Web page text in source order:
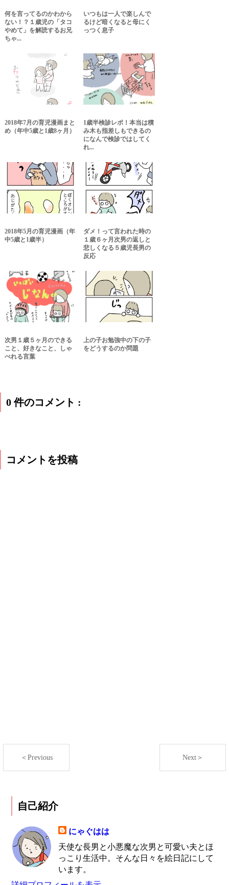
何を言ってるのかわから
ない！？１歳児の「タコ
やめて」を解読するお兄
ちゃ...
いつもは一人で楽しんで
るけど暗くなると母にく
っつく息子
2018年7月の育児漫画まと
め（年中5歳と1歳8ヶ月）
1歳半検診レポ！本当は積
み木も指差しもできるの
になんで検診ではしてく
れ...
2018年5月の育児漫画（年
中5歳と1歳半）
ダメ！って言われた時の
１歳６ヶ月次男の返しと
悲しくなる５歳児長男の
反応
次男１歳５ヶ月のできる
こと、好きなこと、しゃ
べれる言葉
上の子お勉強中の下の子
をどうするのか問題
0 件のコメント :
コメントを投稿
＜Previous Next＞
自己紹介
にゃぐはは
天使な長男と小悪魔な次男と可愛い夫とほ
っこり生活中。そんな日々を絵日記にして
います。